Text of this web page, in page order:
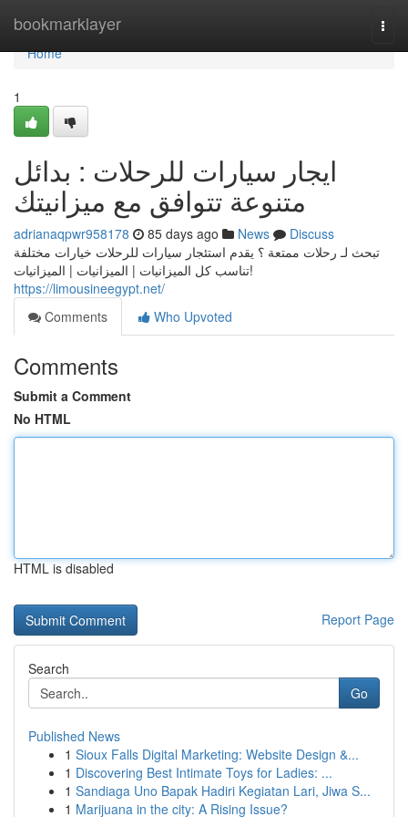
bookmarklayer
Home
Home
1
ايجار سيارات للرحلات : بدائل
متنوعة تتوافق مع ميزانيتك
adrianaqpwr958178 85 days ago News
Discuss
تبحث لـ رحلات ممتعة ؟ يقدم استئجار سيارات للرحلات خيارات مختلفة
تناسب كل الميزانيات | الميزانيات | الميزانيات!
https://limousineegypt.net/
Comments
Who Upvoted
Comments
Submit a Comment
No HTML
HTML is disabled
Report Page
Search
Go
Published News
1 Sioux Falls Digital Marketing: Website Design &...
1 Discovering Best Intimate Toys for Ladies: ...
1 Sandiaga Uno Bapak Hadiri Kegiatan Lari, Jiwa S...
1 Marijuana in the city: A Rising Issue?